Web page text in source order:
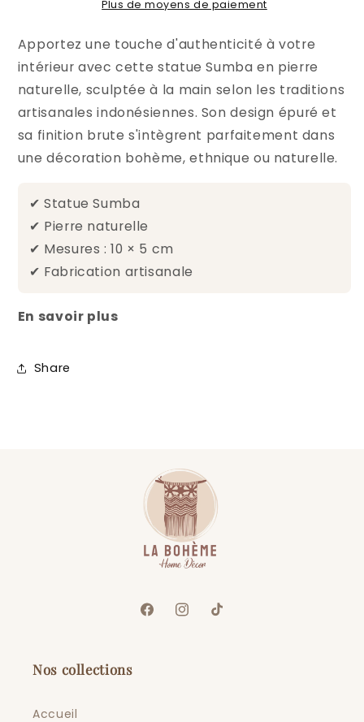
Plus de moyens de paiement
Apportez une touche d'authenticité à votre
intérieur avec cette statue Sumba en pierre
naturelle, sculptée à la main selon les traditions
artisanales indonésiennes. Son design épuré et
sa finition brute s'intègrent parfaitement dans
une décoration bohème, ethnique ou naturelle.
✔ Statue Sumba
✔ Pierre naturelle
✔ Mesures : 10 × 5 cm
✔ Fabrication artisanale
En savoir plus
Share
FacebookInstagram
TikTok
Nos collections
Accueil